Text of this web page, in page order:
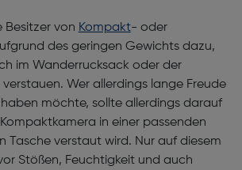
Besitzer von Kompakt- oder
des geringen Gewichts dazu,
im Wanderrucksack oder der
Wer allerdings lange Freude
möchte, sollte allerdings darauf
in einer passenden
Tasche verstaut wird. Nur auf diesem
Stößen, Feuchtigkeit und auch